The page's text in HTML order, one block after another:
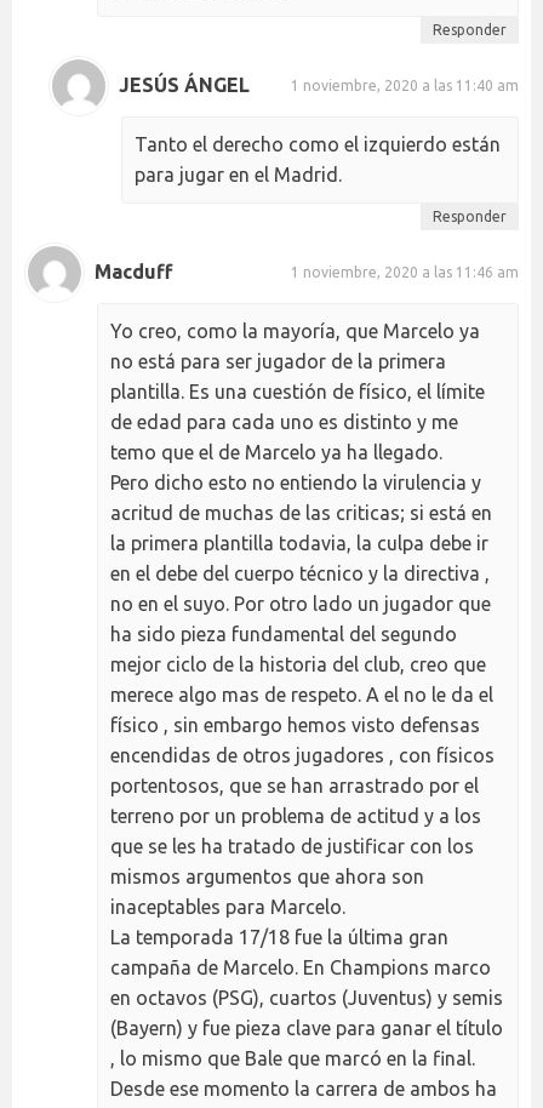
Responder
JESÚS ÁNGEL 1 noviembre, 2020 a las 11:40 am
Tanto el derecho como el izquierdo están
para jugar en el Madrid.
Responder
Macduff 1 noviembre, 2020 a las 11:46 am
Yo creo, como la mayoría, que Marcelo ya
no está para ser jugador de la primera
plantilla. Es una cuestión de físico, el límite
de edad para cada uno es distinto y me
temo que el de Marcelo ya ha llegado.
Pero dicho esto no entiendo la virulencia y
acritud de muchas de las criticas; si está en
la primera plantilla todavia, la culpa debe ir
en el debe del cuerpo técnico y la directiva ,
no en el suyo. Por otro lado un jugador que
ha sido pieza fundamental del segundo
mejor ciclo de la historia del club, creo que
merece algo mas de respeto. A el no le da el
físico , sin embargo hemos visto defensas
encendidas de otros jugadores , con físicos
portentosos, que se han arrastrado por el
terreno por un problema de actitud y a los
que se les ha tratado de justificar con los
mismos argumentos que ahora son
inaceptables para Marcelo.
La temporada 17/18 fue la última gran
campaña de Marcelo. En Champions marco
en octavos (PSG), cuartos (Juventus) y semis
(Bayern) y fue pieza clave para ganar el título
, lo mismo que Bale que marcó en la final.
Desde ese momento la carrera de ambos ha